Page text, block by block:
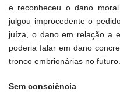
e reconheceu o dano
julgou improcedente o
juíza, o dano em relação a
poderia falar em dano
tronco embrionárias no futuro.
Sem consciência